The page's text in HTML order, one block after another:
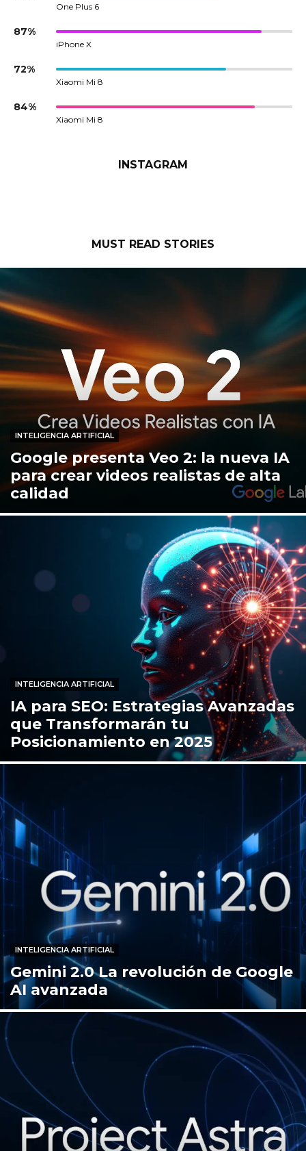
One Plus 6
87%
iPhone X
72%
Xiaomi Mi 8
84%
Xiaomi Mi 8
INSTAGRAM
MUST READ STORIES
INTELIGENCIA ARTIFICIAL
Google presenta Veo 2: la nueva IA
para crear videos realistas de alta
calidad
INTELIGENCIA ARTIFICIAL
IA para SEO: Estrategias Avanzadas
que Transformarán tu
Posicionamiento en 2025
INTELIGENCIA ARTIFICIAL
Gemini 2.0 La revolución de Google
AI avanzada